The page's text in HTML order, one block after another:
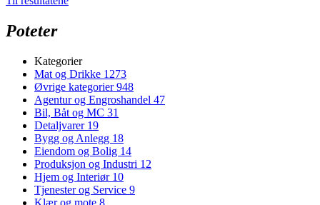
Poteter
Kategorier
Mat og Drikke 1273
Øvrige kategorier948
Agentur og Engroshandel 47
Bil, Båt og MC 31
Detaljvarer 19
Bygg og Anlegg 18
Eiendom og Bolig 14
Produksjon og Industri 12
Hjem og Interiør 10
Tjenester og Service 9
Klær og mote 8